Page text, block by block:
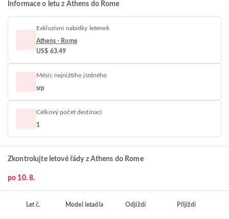
Informace o letu z Athens do Rome
Exkluzivní nabídky letenek
Athens - Rome
US$ 63.49
Měsíc nejnižšího jízdného
srp
Celkový počet destinací
1
Zkontrolujte letové řády z Athens do Rome
po 10. 8.
Let č. Model letadla Odjíždí Přijíždí